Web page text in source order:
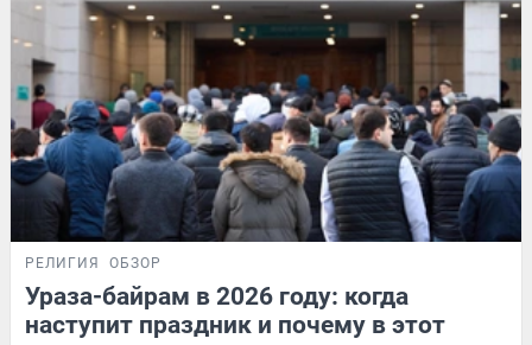
РЕЛИГИЯ ОБЗОР
Ураза-байрам в 2026 году: когда
наступит праздник и почему в этот